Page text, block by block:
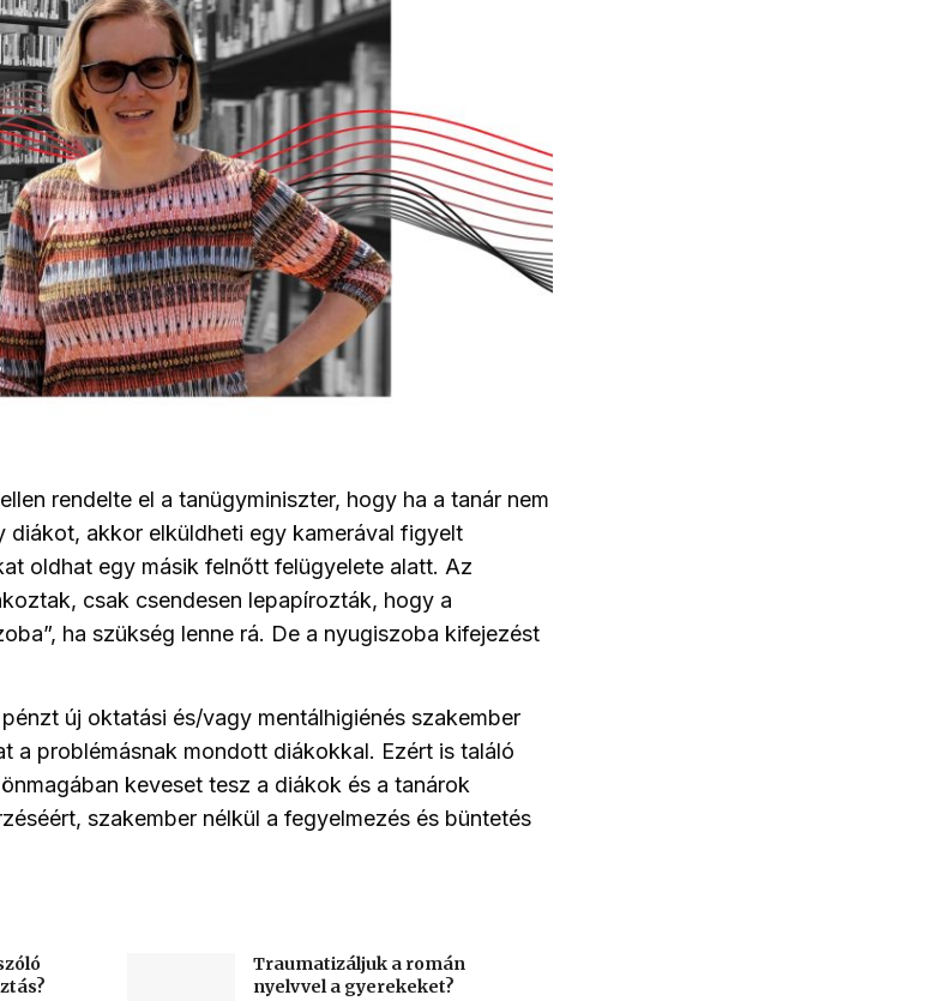
rendelte el a tanügyminiszter, hogy ha a tanár nem
diákot, akkor elküldheti egy kamerával figyelt
oldhat egy másik felnőtt felügyelete alatt. Az
csak csendesen lepapírozták, hogy a
ha szükség lenne rá. De a nyugiszoba kifejezést
új oktatási és/vagy mentálhigiénés szakember
a problémásnak mondott diákokkal. Ezért is találó
keveset tesz a diákok és a tanárok
szakember nélkül a fegyelmezés és büntetés
Traumatizáljuk a román
nyelvvel a gyerekeket?